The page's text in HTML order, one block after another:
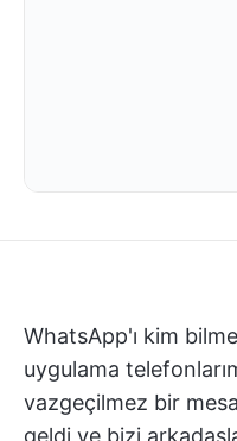
WhatsApp'ı kim
uygulama
vazgeçilmez bir
geldi ve bizi